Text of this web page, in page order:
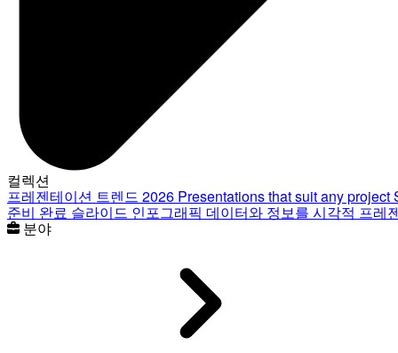
컬렉션
프레젠테이션 트렌드 2026 Presentations that suit any project
준비 완료 슬라이드 인포그래픽 데이터와 정보를 시각적 프레
분야